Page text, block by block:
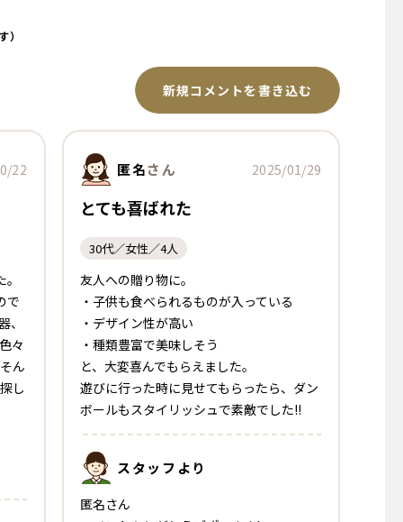
）
新規コメントを書き込む
22
で
々
ん
し
匿名さん 2025/01/29
とても喜ばれた
30代／女性／4人
友人への贈り物に。
・子供も食べられるものが入っている
・デザイン性が高い
・種類豊富で美味しそう
と、大変喜んでもらえました。
遊びに行った時に見せてもらったら、ダン
ボールもスタイリッシュで素敵でした!!
スタッフ より
匿名さん